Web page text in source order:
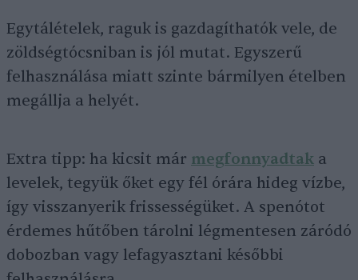
Egytálételek, raguk is gazdagíthatók vele, de
zöldségtócsniban is jól mutat. Egyszerű
felhasználása miatt szinte bármilyen ételben
megállja a helyét.
Extra tipp: ha kicsit már megfonnyadtak a
levelek, tegyük őket egy fél órára hideg vízbe,
így visszanyerik frissességüket. A spenótot
érdemes hűtőben tárolni légmentesen záródó
dobozban vagy lefagyasztani későbbi